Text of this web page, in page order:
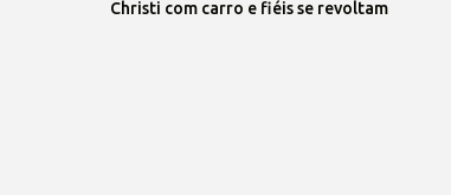
Christi com carro e fiéis se revoltam